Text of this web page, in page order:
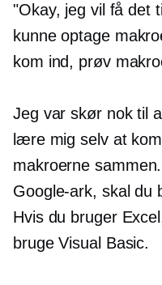
"Okay, jeg vil få det
kunne optage
kom ind, prøv
Jeg var skør nok til
lære mig selv at
makroerne
Google-ark, skal du
Hvis du bruger
bruge Visual Basic.